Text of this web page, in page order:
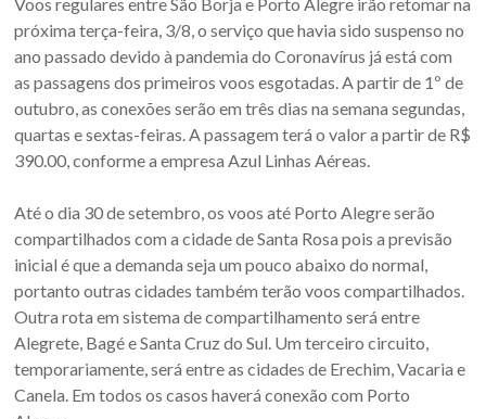
Sul.
próxima terça-feira, 3/8, o serviço que havia sido suspenso no
ano passado devido à pandemia do Coronavírus já está com
as passagens dos primeiros voos esgotadas. A partir de 1º de
outubro, as conexões serão em três dias na semana segundas,
quartas e sextas-feiras. A passagem terá o valor a partir de R$
390.00, conforme a empresa Azul Linhas Aéreas.⠀
Até o dia 30 de setembro, os voos até Porto Alegre serão
compartilhados com a cidade de Santa Rosa pois a previsão
inicial é que a demanda seja um pouco abaixo do normal,
portanto outras cidades também terão voos compartilhados.
Outra rota em sistema de compartilhamento será entre
Alegrete, Bagé e Santa Cruz do Sul. Um terceiro circuito,
temporariamente, será entre as cidades de Erechim, Vacaria e
Canela. Em todos os casos haverá conexão com Porto